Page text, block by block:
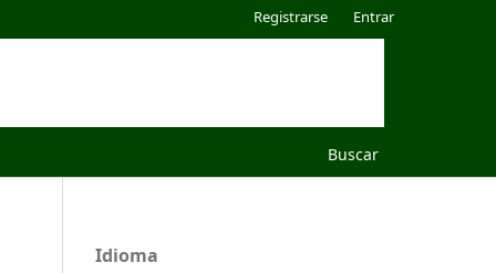
Buscar
Registrarse Entrar
Idioma